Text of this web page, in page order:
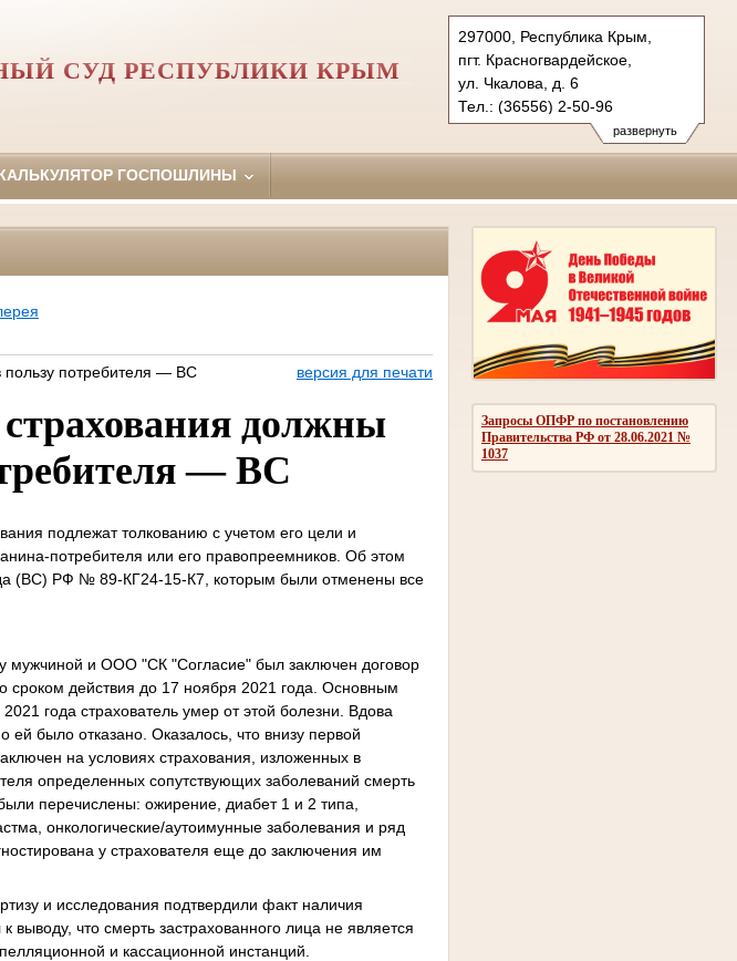
развернуть
297000, Республика Крым,
пгт. Красногвардейское,
ул. Чкалова, д. 6
Тел.: (36556) 2-50-96
krasnogvardeiskiy.krm@sudrf.ru
СУД РЕСПУБЛИКИ КРЫМ
ГОСПОШЛИНЫ
Запросы ОПФР по постановлению
Правительства РФ от 28.06.2021 №
1037
пользу потребителя — ВС
версия для печати
страхования должны
— ВС
подлежат толкованию с учетом его цели и
потребителя или его правопреемников. Об этом
(ВС) РФ № 89-КГ24-15-К7, которым были отменены все
мужчиной и ООО "СК "Согласие" был заключен договор
сроком действия до 17 ноября 2021 года. Основным
года страхователь умер от этой болезни. Вдова
ей было отказано. Оказалось, что внизу первой
на условиях страхования, изложенных в
определенных сопутствующих заболеваний смерть
перечислены: ожирение, диабет 1 и 2 типа,
онкологические/аутоимунные заболевания и ряд
у страхователя еще до заключения им
и исследования подтвердили факт наличия
выводу, что смерть застрахованного лица не является
и кассационной инстанций.